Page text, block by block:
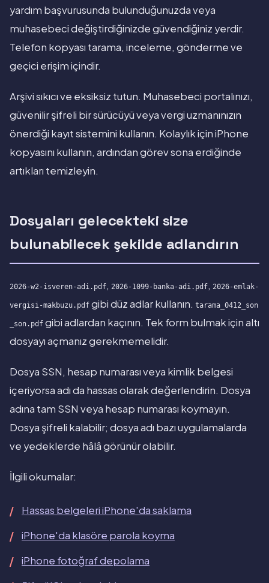
yardım başvurusunda bulunduğunuzda veya
muhasebeci değiştirdiğinizde güvendiğiniz yerdir.
Telefon kopyası tarama, inceleme, gönderme ve
geçici erişim içindir.
Arşivi sıkıcı ve eksiksiz tutun. Muhasebeci portalınızı,
güvenilir şifreli bir sürücüyü veya vergi uzmanınızın
önerdiği kayıt sistemini kullanın. Kolaylık için iPhone
kopyasını kullanın, ardından görev sona erdiğinde
artıkları temizleyin.
Dosyaları gelecekteki size
bulunabilecek şekilde adlandırın
2026-w2-isveren-adi.pdf, 2026-1099-banka-adi.pdf, 2026-emlak-
vergisi-makbuzu.pdf gibi düz adlar kullanın. tarama_0412_son
_son.pdf gibi adlardan kaçının. Tek form bulmak için altı
dosyayı açmanız gerekmemelidir.
Dosya SSN, hesap numarası veya kimlik belgesi
içeriyorsa adı da hassas olarak değerlendirin. Dosya
adına tam SSN veya hesap numarası koymayın.
Dosya şifreli kalabilir; dosya adı bazı uygulamalarda
ve yedeklerde hâlâ görünür olabilir.
İlgili okumalar:
Hassas belgeleri iPhone'da saklama
iPhone'da klasöre parola koyma
iPhone fotoğraf depolama